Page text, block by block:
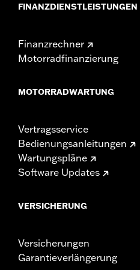
FINANZDIENSTLEISTUNGEN
Finanzrechner
Motorradfinanzierung
MOTORRADWARTUNG
Vertragsservice
Bedienungsanleitungen
Wartungspläne
Software Updates
VERSICHERUNG
Versicherungen
Garantieverlängerung